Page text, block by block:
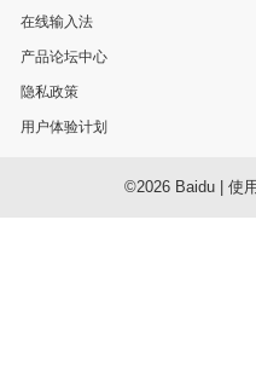
在线输入法
产品论坛中心
隐私政策
用户体验计划
©2026 Baidu| 使